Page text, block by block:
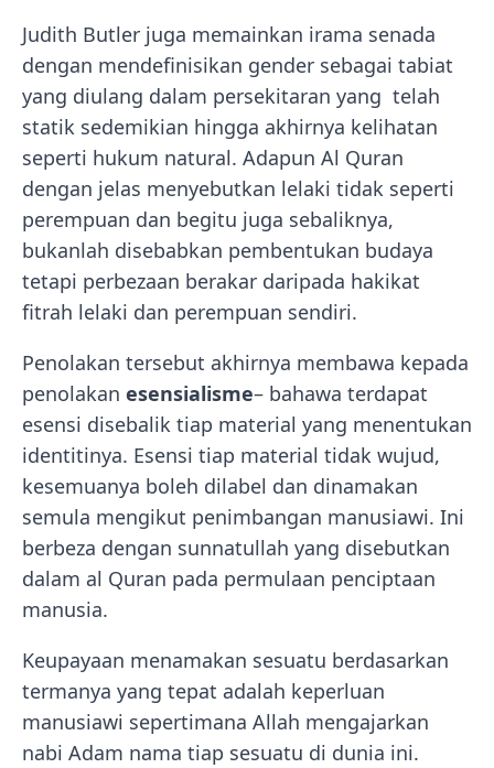
Judith Butler juga memainkan irama senada
dengan mendefinisikan gender sebagai tabiat
yang diulang dalam persekitaran yang telah
statik sedemikian hingga akhirnya kelihatan
seperti hukum natural. Adapun Al Quran
dengan jelas menyebutkan lelaki tidak seperti
perempuan dan begitu juga sebaliknya,
bukanlah disebabkan pembentukan budaya
tetapi perbezaan berakar daripada hakikat
fitrah lelaki dan perempuan sendiri.
Penolakan tersebut akhirnya membawa kepada
penolakan esensialisme– bahawa terdapat
esensi disebalik tiap material yang menentukan
identitinya. Esensi tiap material tidak wujud,
kesemuanya boleh dilabel dan dinamakan
semula mengikut penimbangan manusiawi. Ini
berbeza dengan sunnatullah yang disebutkan
dalam al Quran pada permulaan penciptaan
manusia.
Keupayaan menamakan sesuatu berdasarkan
termanya yang tepat adalah keperluan
manusiawi sepertimana Allah mengajarkan
nabi Adam nama tiap sesuatu di dunia ini.